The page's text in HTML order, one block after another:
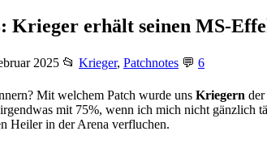
Krieger erhält seinen MS-
2025 📂 Krieger, Patchnotes 💬 6
Mit welchem Patch wurde uns Kriegern der
mit 75%, wenn ich mich nicht gänzlich
Heiler in der Arena verfluchen.